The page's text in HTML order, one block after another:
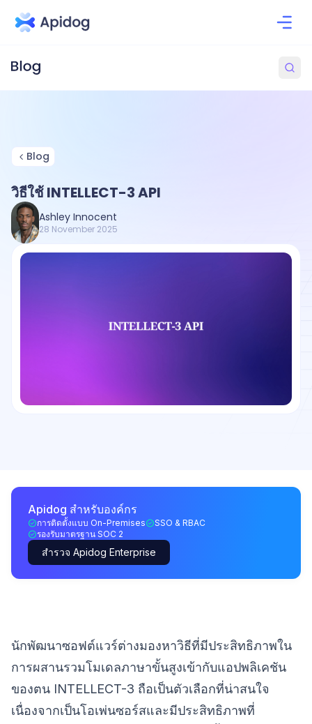
Blog
วิธีใช้ INTELLECT-3 API
Ashley Innocent
28 November 2025
Apidog สำหรับองค์กร
การติดตั้งแบบ On-Premises
SSO & RBAC
รองรับมาตรฐาน SOC 2
สำรวจ Apidog Enterprise
นักพัฒนาซอฟต์แวร์ต่างมองหาวิธีที่มีประสิทธิภาพใน
การผสานรวมโมเดลภาษาขั้นสูงเข้ากับแอปพลิเคชัน
ของตน INTELLECT-3 ถือเป็นตัวเลือกที่น่าสนใจ
เนื่องจากเป็นโอเพ่นซอร์สและมีประสิทธิภาพที่